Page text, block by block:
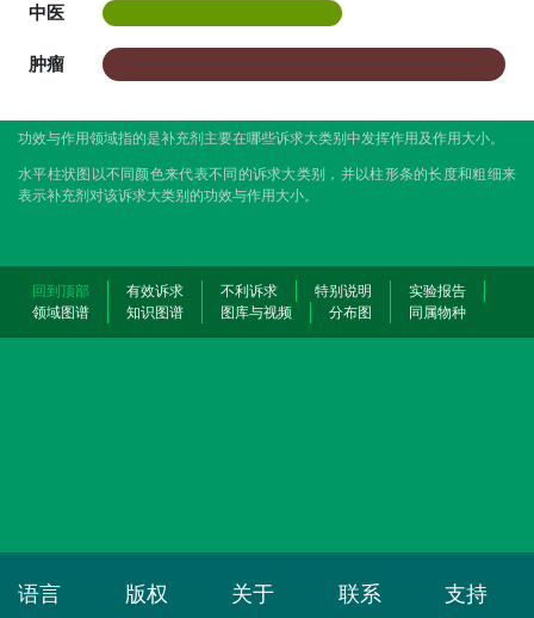
中医
肿瘤
功效与作用领域指的是补充剂主要在哪些诉求大类别中发挥作用及作用大小。
水平柱状图以不同颜色来代表不同的诉求大类别，并以柱形条的长度和粗细来
表示补充剂对该诉求大类别的功效与作用大小。
回到顶部 有效诉求 不利诉求 特别说明
实验报告
领域图谱
知识图谱 图库与视频 分布图 同属物种
语言 版权 关于 联系 支持